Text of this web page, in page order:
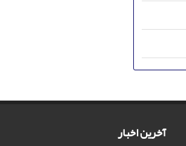
آخرین اخبار